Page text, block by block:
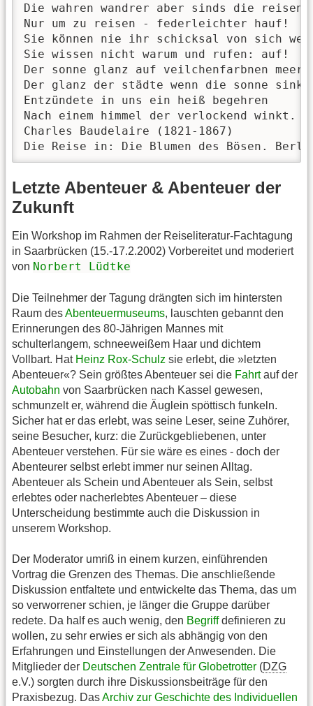
Die wahren wandrer aber sinds die reisen
Nur um zu reisen - federleichter hauf!
Sie können nie ihr schicksal von sich
Sie wissen nicht warum und rufen: auf!
Der sonne glanz auf veilchenfarbnen
Der glanz der städte wenn die sonne sinkt
Entzündete in uns ein heiß begehren
Nach einem himmel der verlockend winkt.
Charles Baudelaire (1821-1867)
Die Reise in: Die Blumen des Bösen.
Letzte Abenteuer & Abenteuer der
Zukunft
Ein Workshop im Rahmen der Reiseliteratur-Fachtagung
in Saarbrücken (15.-17.2.2002) Vorbereitet und moderiert
von Norbert Lüdtke
Die Teilnehmer der Tagung drängten sich im hintersten
Raum desAbenteuermuseums, lauschten gebannt den
Erinnerungen des 80-Jährigen Mannes mit
schulterlangem, schneeweißem Haar und dichtem
Vollbart. Hat Heinz Rox-Schulz sie erlebt, die »letzten
Abenteuer«? Sein größtes Abenteuer sei die Fahrtauf der
Autobahn von Saarbrücken nach Kassel gewesen,
schmunzelt er, während die Äuglein spöttisch funkeln.
Sicher hat er das erlebt, was seine Leser, seine Zuhörer,
seine Besucher, kurz: die Zurückgebliebenen, unter
Abenteuer verstehen. Für sie wäre es eines - doch der
Abenteurer selbst erlebt immer nur seinen Alltag.
Abenteuer als Schein und Abenteuer als Sein, selbst
erlebtes oder nacherlebtes Abenteuer – diese
Unterscheidung bestimmte auch die Diskussion in
unserem Workshop.
Der Moderator umriß in einem kurzen, einführenden
Vortrag die Grenzen des Themas. Die anschließende
Diskussion entfaltete und entwickelte das Thema, das um
so verworrener schien, je länger die Gruppe darüber
redete. Da half es auch wenig, den Begriffdefinieren zu
wollen, zu sehr erwies er sich als abhängig von den
Erfahrungen und Einstellungen der Anwesenden. Die
Mitglieder der Deutschen Zentrale für Globetrotter (DZG
e.V.) sorgten durch ihre Diskussionsbeiträge für den
Praxisbezug. DasArchiv zur Geschichte des Individuellen